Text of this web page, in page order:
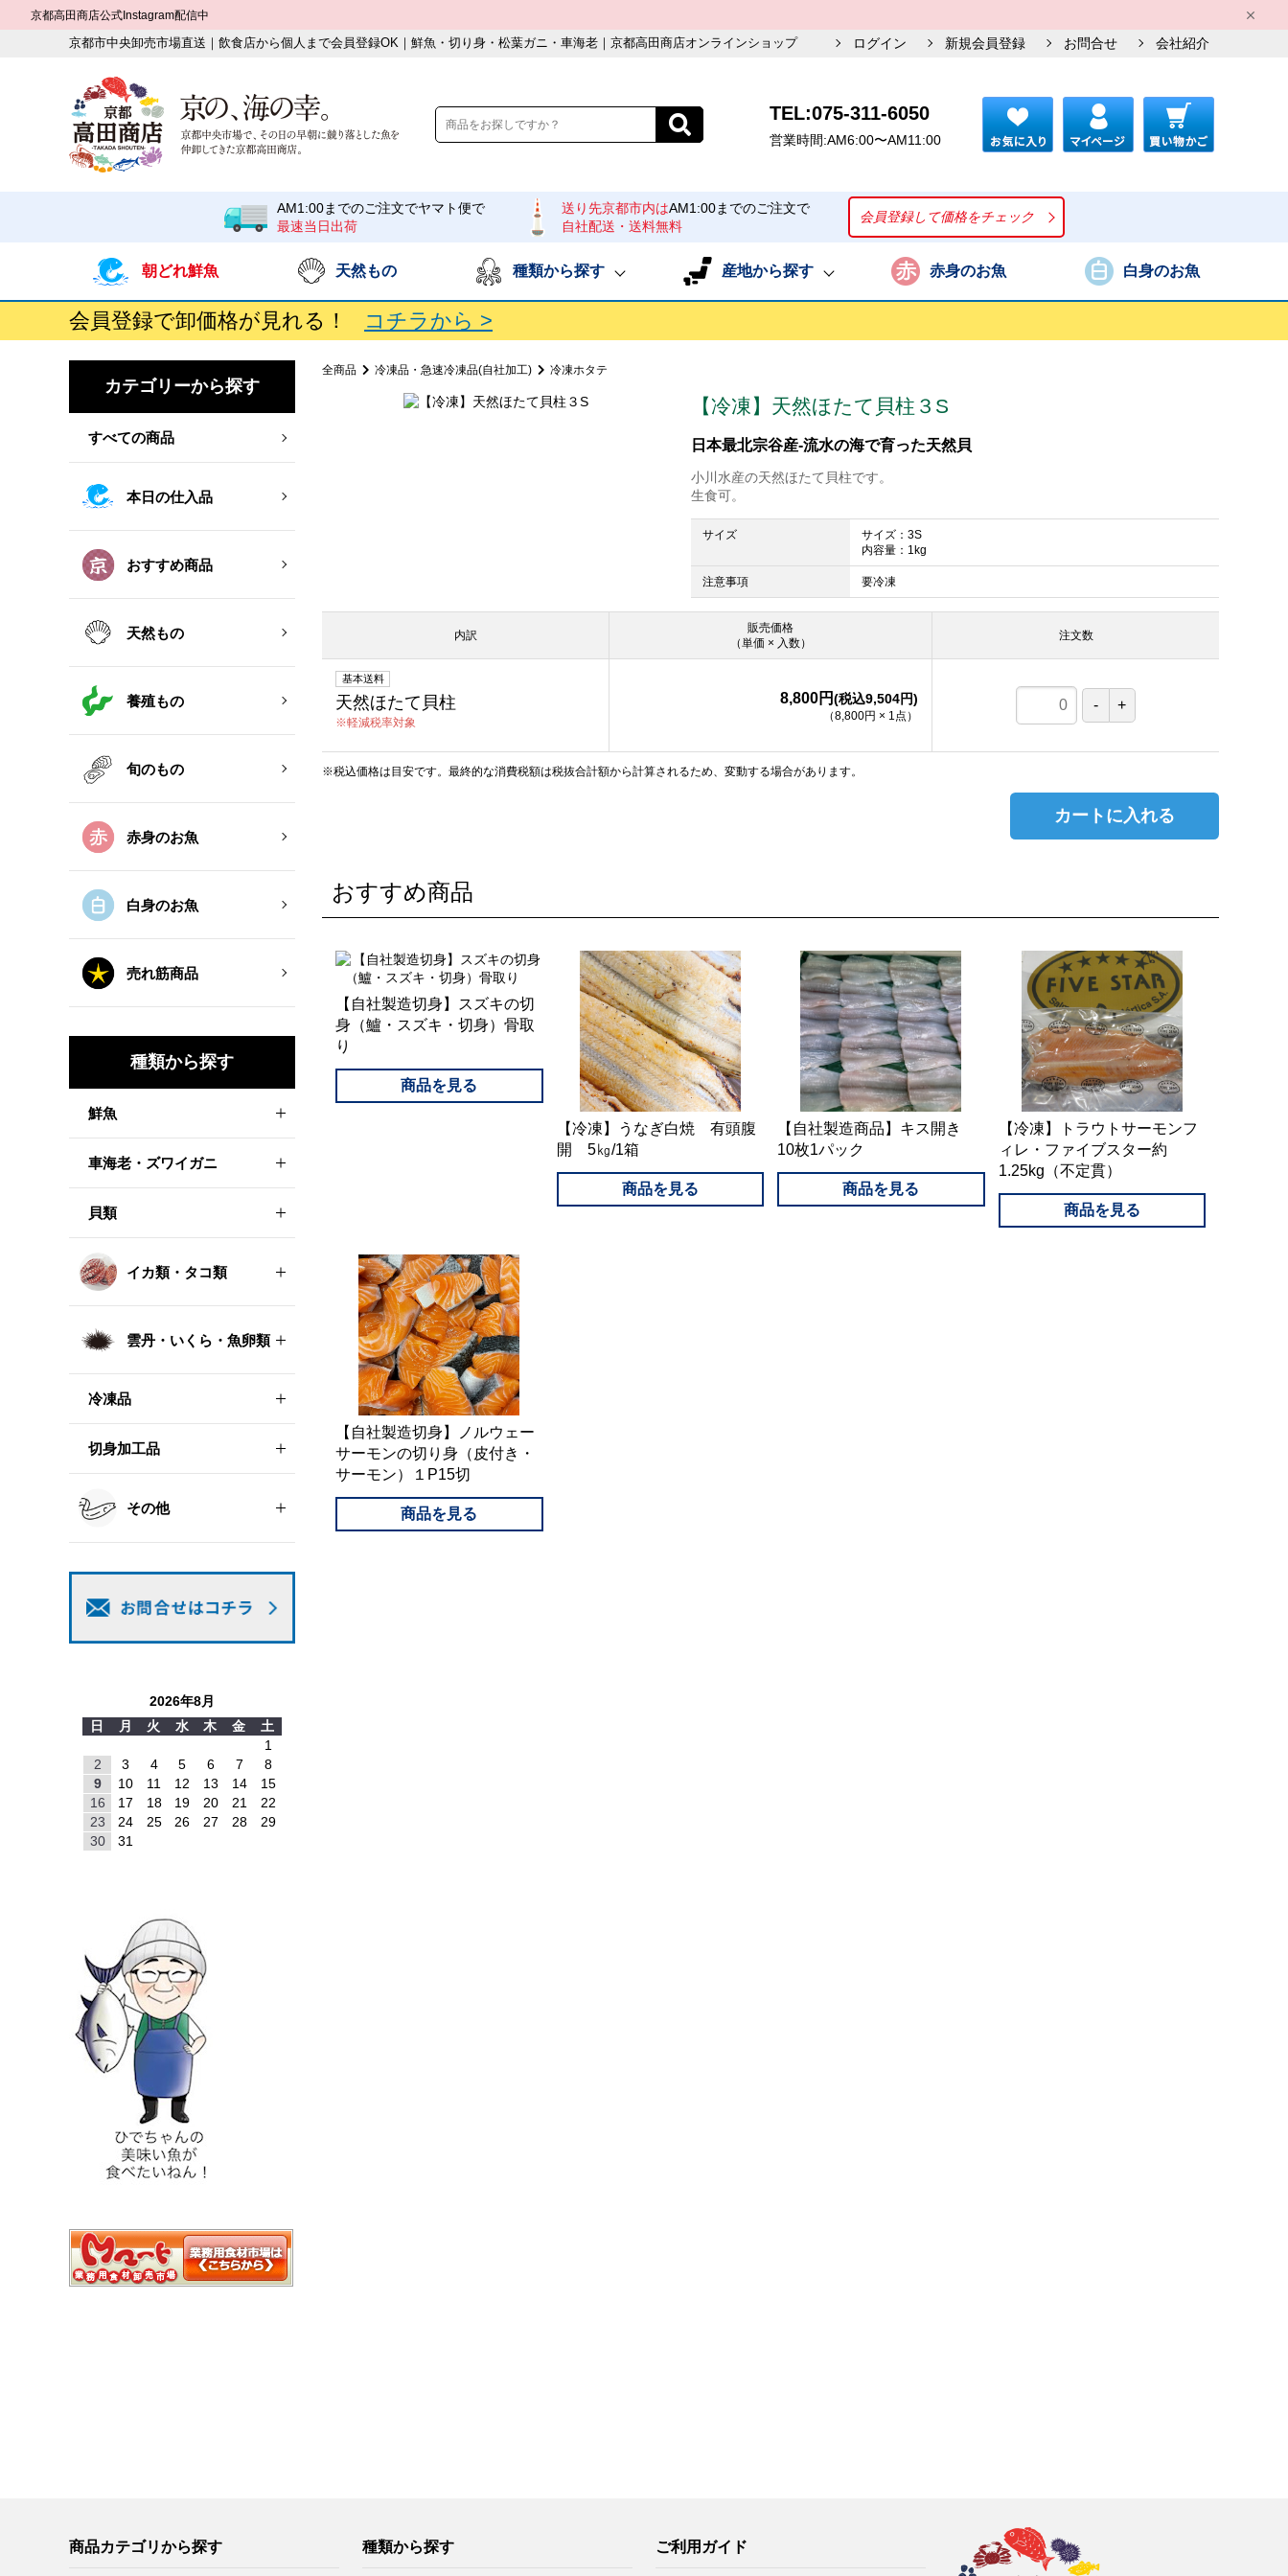
京都高田商店公式Instagram配信中
京都市中央卸売市場直送｜飲食店から個人まで会員登録OK｜鮮魚・切り身・松葉ガニ・車海老｜京都高田商店オンラインショップ ログイン 新規会員登録 お問合せ 会社紹介
TEL:075-311-6050
営業時間:AM6:00〜AM11:00
AM1:00までのご注文でヤマト便で
最速当日出荷
送り先京都市内はAM1:00までのご注文で
自社配送・送料無料
会員登録して価格をチェック
朝どれ鮮魚 天然もの 種類から探す 産地から探す 赤身のお魚 白身のお魚
会員登録で卸価格が見れる！ コチラから >
全商品 冷凍品・急速冷凍品(自社加工) 冷凍ホタテ
【冷凍】天然ほたて貝柱３S
日本最北宗谷産-流水の海で育った天然貝
小川水産の天然ほたて貝柱です。
生食可。
サイズ
サイズ：3S
内容量：1kg
注意事項 要冷凍
内訳
販売価格
（単価 × 入数）
注文数
基本送料
天然ほたて貝柱
軽減税率対象
8,800円 (税込9,504円)
（8,800円 × 1点 ）
※税込価格は目安です。最終的な消費税額は税抜合計額から計算されるため、変動する場合があります。
カートに入れる
おすすめ商品
【自社製造切身】スズキの切
身（鱸・スズキ・切身）骨取
り
【冷凍】うなぎ白焼 有頭腹
開 5㎏/1箱
【自社製造商品】キス開き
10枚1パック
【冷凍】トラウトサーモンフ
ィレ・ファイブスター約
1.25kg（不定貫）
【自社製造切身】ノルウェー
サーモンの切り身（皮付き・
サーモン）１P15切
カテゴリーから探す
すべての商品
本日の仕入品
おすすめ商品
天然もの
養殖もの
旬のもの
赤身のお魚
白身のお魚
売れ筋商品
種類から探す
鮮魚
車海老・ズワイガニ
貝類
イカ類・タコ類
雲丹・いくら・魚卵類
冷凍品
切身加工品
その他
2026年8月
日
月 火 水 木 金
土
1
2
3 4 5 6 7
8
9
10 11 12 13 14
15
16
17 18 19 20 21
22
23
24 25 26 27 28
29
30
31
商品カテゴリから探す 種類から探す ご利用ガイド